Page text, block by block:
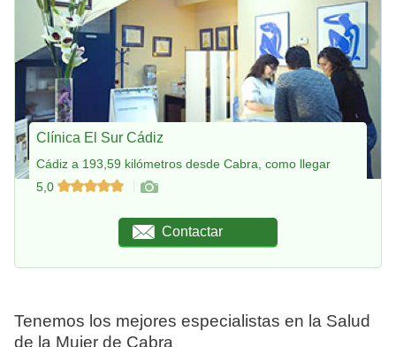
Clínica El Sur Cádiz
Cádiz a 193,59 kilómetros desde Cabra, como llegar
5,0
Contactar
Tenemos los mejores especialistas en la Salud
de la Mujer de Cabra